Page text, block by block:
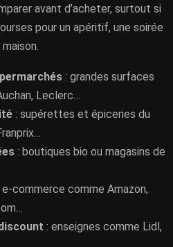
avant d’acheter, surtout si
pour un apéritif, une soirée
: grandes surfaces
Leclerc…
: supérettes et épiceries du
: boutiques bio ou magasins de
commerce comme Amazon,
: enseignes comme Lidl,